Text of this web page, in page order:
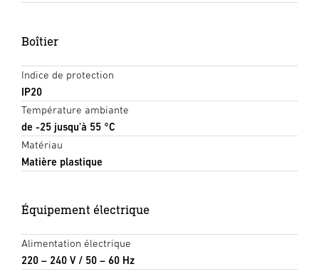
Boîtier
Indice de protection
IP20
Température ambiante
de -25 jusqu'à 55 °C
Matériau
Matière plastique
Équipement électrique
Alimentation électrique
220 – 240 V / 50 – 60 Hz